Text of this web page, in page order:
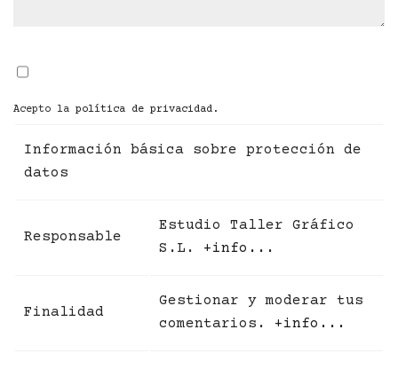
Acepto la política de privacidad .
Información básica sobre protección de
datos
Responsable
Estudio Taller Gráfico
S.L. +info...
Finalidad
Gestionar y moderar tus
comentarios. +info...